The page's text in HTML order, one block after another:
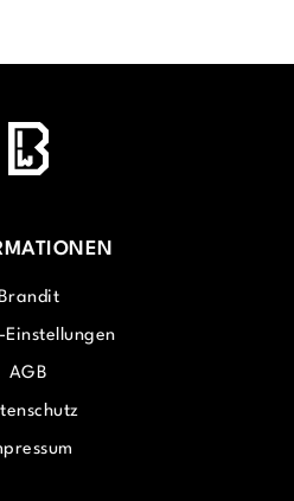
Einstellungen
AGB